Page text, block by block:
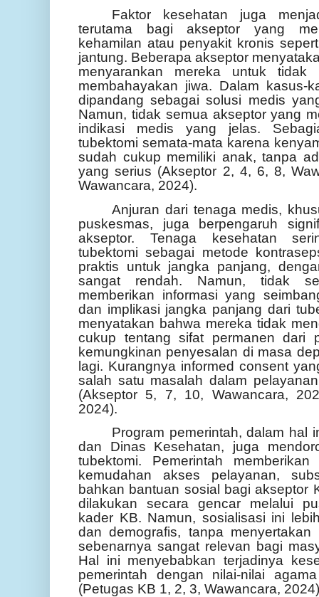
Faktor kesehatan juga
terutama bagi akseptor yang
kehamilan atau penyakit kronis
jantung. Beberapa akseptor
menyarankan mereka untuk
membahayakan jiwa. Dalam kasus-
dipandang sebagai solusi medis
Namun, tidak semua akseptor yang
indikasi medis yang jelas.
tubektomi semata-mata karena
sudah cukup memiliki anak, tanpa
yang serius (Akseptor 2, 4, 6, 8,
Wawancara, 2024).
Anjuran dari tenaga medis,
puskesmas, juga berpengaruh
akseptor. Tenaga kesehatan
tubektomi sebagai metode
praktis untuk jangka panjang,
sangat rendah. Namun, tidak
memberikan informasi yang
dan implikasi jangka panjang dari
menyatakan bahwa mereka tidak
cukup tentang sifat permanen dari
kemungkinan penyesalan di masa
lagi. Kurangnya informed consent
salah satu masalah dalam
(Akseptor 5, 7, 10, Wawancara,
2024).
Program pemerintah, dalam hal
dan Dinas Kesehatan, juga
tubektomi. Pemerintah
kemudahan akses pelayanan,
bahkan bantuan sosial bagi akseptor
dilakukan secara gencar melalui
kader KB. Namun, sosialisasi ini
dan demografis, tanpa
sebenarnya sangat relevan bagi
Hal ini menyebabkan terjadinya
pemerintah dengan nilai-nilai
(Petugas KB 1, 2, 3, Wawancara,